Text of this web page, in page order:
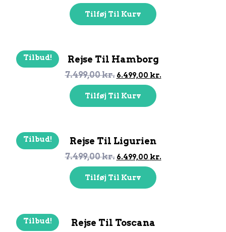
Tilføj Til Kurv
Tilbud! Rejse Til Hamborg
7.499,00kr. 6.499,00 kr.
Tilføj Til Kurv
Tilbud! Rejse Til Ligurien
7.499,00kr. 6.499,00 kr.
Tilføj Til Kurv
Tilbud! Rejse Til Toscana